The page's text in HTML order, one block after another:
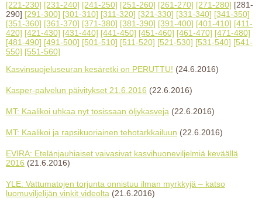
[221-230] [231-240] [241-250] [251-260] [261-270] [271-280] [281-
290] [291-300] [301-310] [311-320] [321-330] [331-340] [341-350]
[351-360] [361-370] [371-380] [381-390] [391-400] [401-410] [411-
420] [421-430] [431-440] [441-450] [451-460] [461-470] [471-480]
[481-490] [491-500] [501-510] [511-520] [521-530] [531-540] [541-
550] [551-560]
Kasvinsuojeluseuran kesäretki on PERUTTU! (24.6.2016)
Kasper-palvelun päivitykset 21.6.2016 (22.6.2016)
MT: Kaalikoi uhkaa nyt tosissaan öljykasveja (22.6.2016)
MT: Kaalikoi ja rapsikuoriainen tehotarkkailuun (22.6.2016)
EVIRA: Etelänjauhiaiset vaivasivat kasvihuoneviljelmiä keväällä
2016 (21.6.2016)
YLE: Vattumatojen torjunta onnistuu ilman myrkkyjä – katso
luomuviljelijän vinkit videolta (21.6.2016)